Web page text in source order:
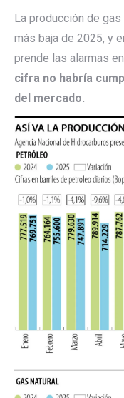
La producción de
más baja de 2025, y
prende las alarmas
cifra no habría
del mercado.